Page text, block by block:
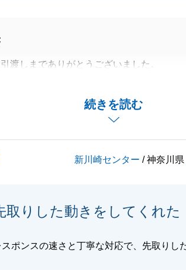
続きを読む
渡しまでありがとうございました。
した事、大変嬉しく思っております。
ご相談などありましたら、お気軽にご連
新川崎センター / 神奈川県
取りした動きをしてくれた
スポンスの速さと丁寧な対応で、先取りし